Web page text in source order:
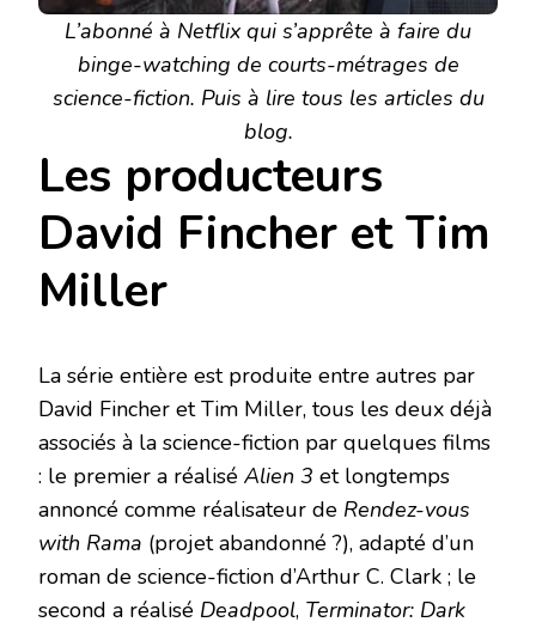
L’abonné à Netflix qui s’apprête à faire du
binge-watching de courts-métrages de
science-fiction. Puis à lire tous les articles du
blog.
Les producteurs
David Fincher et Tim
Miller
La série entière est produite entre autres par
David Fincher et Tim Miller, tous les deux déjà
associés à la science-fiction par quelques films
: le premier a réalisé Alien 3 et longtemps
annoncé comme réalisateur de Rendez-vous
with Rama (projet abandonné ?), adapté d’un
roman de science-fiction d’Arthur C. Clark ; le
second a réalisé Deadpool, Terminator: Dark